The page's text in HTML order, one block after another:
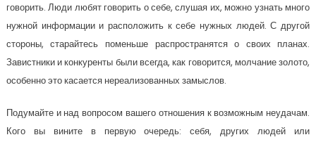
говорить. Люди любят говорить о себе, слушая их, можно узнать много
нужной информации и расположить к себе нужных людей. С другой
стороны, старайтесь поменьше распространятся о своих планах.
Завистники и конкуренты были всегда, как говорится, молчание золото,
особенно это касается нереализованных замыслов.
Подумайте и над вопросом вашего отношения к возможным неудачам.
Кого вы вините в первую очередь: себя, других людей или